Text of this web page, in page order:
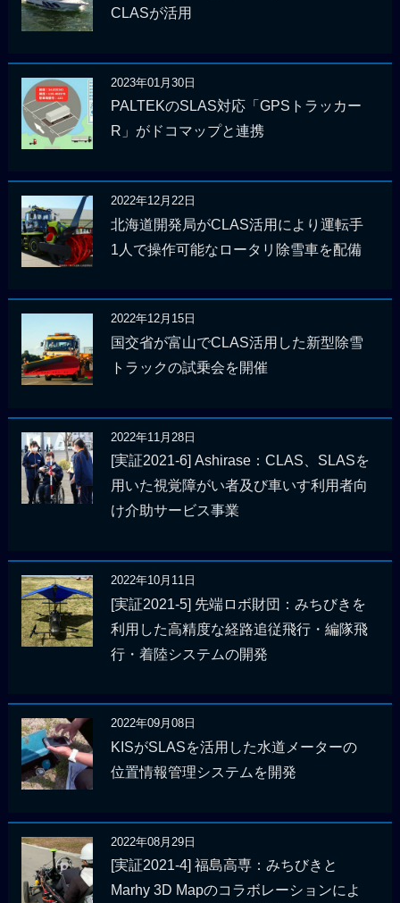
CLASが活用
2023年01月30日
PALTEKのSLAS対応「GPSトラッカー
R」がドコマップと連携
2022年12月22日
北海道開発局がCLAS活用により運転手
1人で操作可能なロータリ除雪車を配備
2022年12月15日
国交省が富山でCLAS活用した新型除雪
トラックの試乗会を開催
2022年11月28日
[実証2021-6] Ashirase：CLAS、SLASを
用いた視覚障がい者及び車いす利用者向
け介助サービス事業
2022年10月11日
[実証2021-5] 先端ロボ財団：みちびきを
利用した高精度な経路追従飛行・編隊飛
行・着陸システムの開発
2022年09月08日
KISがSLASを活用した水道メーターの
位置情報管理システムを開発
2022年08月29日
[実証2021-4] 福島高専：みちびきと
Marhy 3D Mapのコラボレーションによ